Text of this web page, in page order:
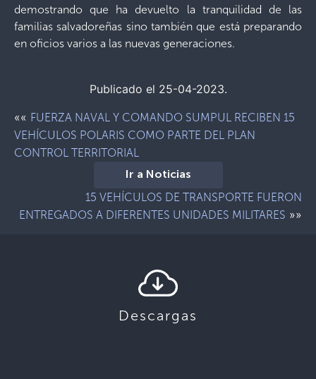
demostrando que ha devuelto la tranquilidad de las
familias salvadoreñas sino también que está preparando
en oficios varios a las nuevas generaciones.
Publicado el 25-04-2023.
«« FUERZA NAVAL Y COMANDO SUMPUL RECIBEN 15
VEHÍCULOS POLARIS COMO PARTE DEL PLAN
CONTROL TERRITORIAL
Ir a Noticias
15 VEHÍCULOS DE TRANSPORTE FUERON
ENTREGADOS A DIFERENTES UNIDADES MILITARES »»
Descargas